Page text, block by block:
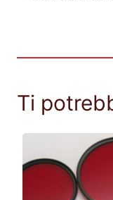
Ti